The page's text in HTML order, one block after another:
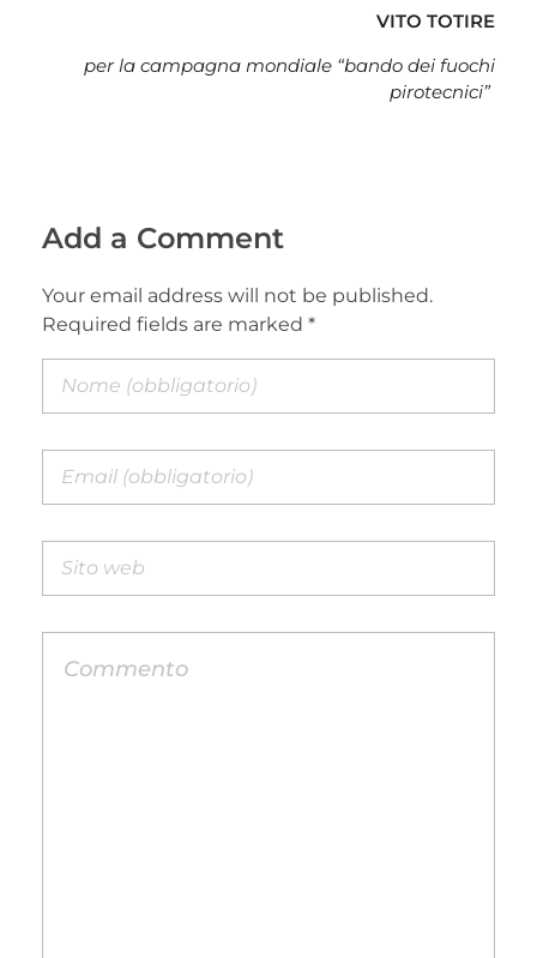
VITO TOTIRE
per la campagna mondiale “bando dei fuochi
pirotecnici”
Add a Comment
Your email address will not be published.
Required fields are marked *